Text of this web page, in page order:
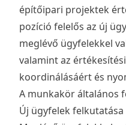
építőipari projektek
pozíció felelős az új
meglévő ügyfelekkel
valamint az
koordinálásáért és
A munkakör általános
Új ügyfelek